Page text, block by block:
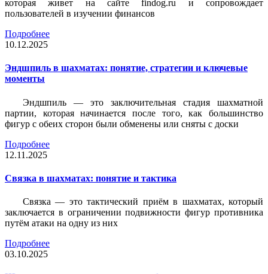
которая живет на сайте findog.ru и сопровождает
пользователей в изучении финансов
Подробнее
10.12.2025
Эндшпиль в шахматах: понятие, стратегии и ключевые
моменты
Эндшпиль — это заключительная стадия шахматной
партии, которая начинается после того, как большинство
фигур с обеих сторон были обменены или сняты с доски
Подробнее
12.11.2025
Связка в шахматах: понятие и тактика
Связка — это тактический приём в шахматах, который
заключается в ограничении подвижности фигур противника
путём атаки на одну из них
Подробнее
03.10.2025